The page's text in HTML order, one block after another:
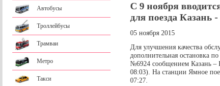
Автобусы
Троллейбусы
Трамваи
Метро
Такси
С 9 ноября
для поезда Казань
05 ноября 2015
Для улучшения качества
дополнительная остановка
№6924 сообщением Казань –
08:03). На станции Ямное
07:27.